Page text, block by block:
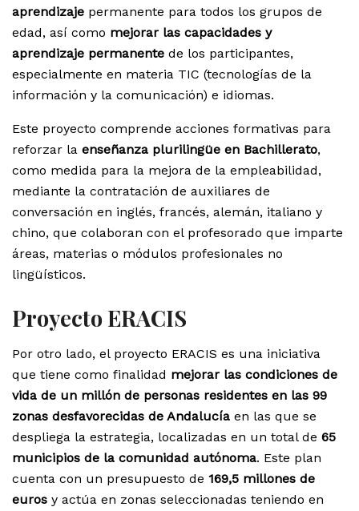
aprendizaje permanente para todos los grupos de
edad, así como mejorar las capacidades y
aprendizaje permanente de los participantes,
especialmente en materia TIC (tecnologías de la
información y la comunicación) e idiomas.
Este proyecto comprende acciones formativas para
reforzar la enseñanza plurilingüe en Bachillerato,
como medida para la mejora de la empleabilidad,
mediante la contratación de auxiliares de
conversación en inglés, francés, alemán, italiano y
chino, que colaboran con el profesorado que imparte
áreas, materias o módulos profesionales no
lingüísticos.
Proyecto ERACIS
Por otro lado, el proyecto ERACIS es una iniciativa
que tiene como finalidad mejorar las condiciones de
vida de un millón de personas residentes en las 99
zonas desfavorecidas de Andalucía en las que se
despliega la estrategia, localizadas en un total de 65
municipios de la comunidad autónoma. Este plan
cuenta con un presupuesto de 169,5 millones de
euros y actúa en zonas seleccionadas teniendo en